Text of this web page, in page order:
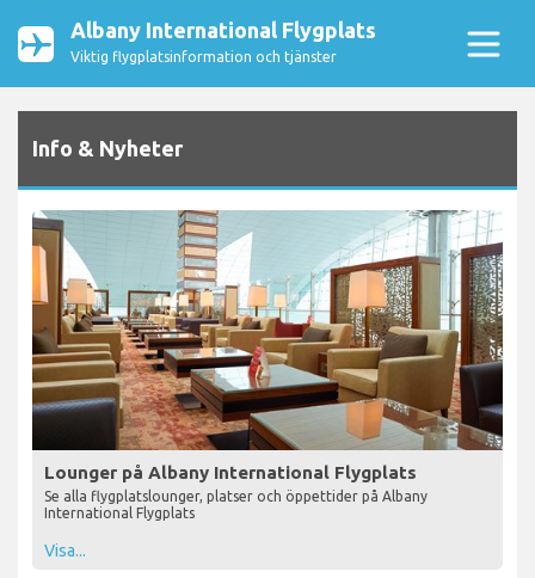
Albany International Flygplats
Viktig flygplatsinformation och tjänster
Info & Nyheter
Lounger på Albany International Flygplats
Se alla flygplatslounger, platser och öppettider på Albany
International Flygplats
Visa...